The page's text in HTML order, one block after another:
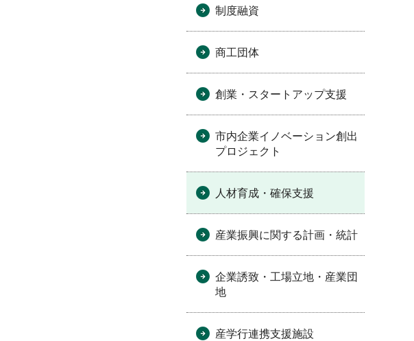
制度融資
商工団体
創業・スタートアップ支援
市内企業イノベーション創出
プロジェクト
人材育成・確保支援
産業振興に関する計画・統計
企業誘致・工場立地・産業団
地
産学行連携支援施設